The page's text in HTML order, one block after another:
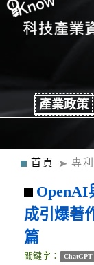
產業政策
首頁 專
OpenAI
成引爆著
篇
關鍵字： ChatGPT